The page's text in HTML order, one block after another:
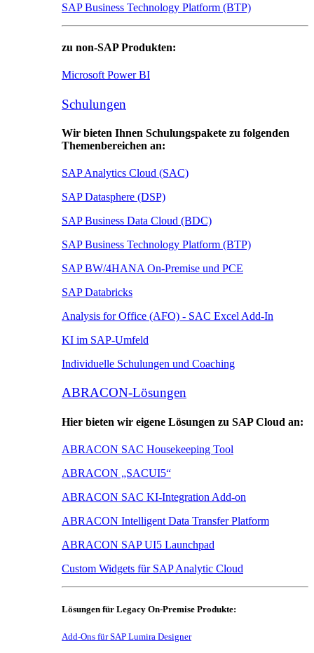
SAP Business Technology Platform (BTP)
zu non-SAP Produkten:
Microsoft Power BI
Schulungen
Wir bieten Ihnen Schulungspakete zu folgenden
Themenbereichen an:
SAP Analytics Cloud (SAC)
SAP Datasphere (DSP)
SAP Business Data Cloud (BDC)
SAP Business Technology Platform (BTP)
SAP BW/4HANA On-Premise und PCE
SAP Databricks
Analysis for Office (AFO) - SAC Excel Add-In
KI im SAP-Umfeld
Individuelle Schulungen und Coaching
ABRACON-Lösungen
Hier bieten wir eigene Lösungen zu SAP Cloud an:
ABRACON SAC Housekeeping Tool
ABRACON „SACUI5“
ABRACON SAC KI-Integration Add-on
ABRACON Intelligent Data Transfer Platform
ABRACON SAP UI5 Launchpad
Custom Widgets für SAP Analytic Cloud
Lösungen für Legacy On-Premise Produkte:
Add-Ons für SAP Lumira Designer